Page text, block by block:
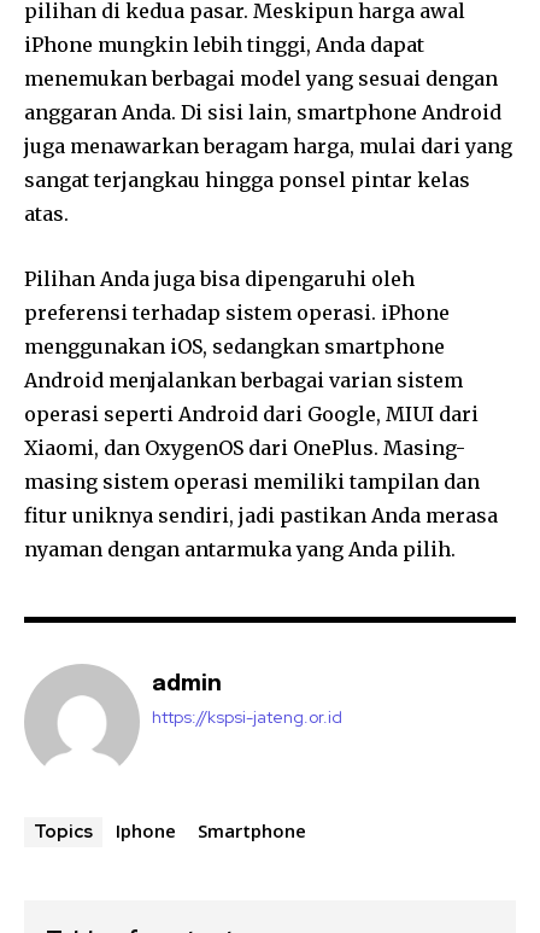
pilihan di kedua pasar. Meskipun harga awal
iPhone mungkin lebih tinggi, Anda dapat
menemukan berbagai model yang sesuai dengan
anggaran Anda. Di sisi lain, smartphone Android
juga menawarkan beragam harga, mulai dari yang
sangat terjangkau hingga ponsel pintar kelas
atas.
Pilihan Anda juga bisa dipengaruhi oleh
preferensi terhadap sistem operasi. iPhone
menggunakan iOS, sedangkan smartphone
Android menjalankan berbagai varian sistem
operasi seperti Android dari Google, MIUI dari
Xiaomi, dan OxygenOS dari OnePlus. Masing-
masing sistem operasi memiliki tampilan dan
fitur uniknya sendiri, jadi pastikan Anda merasa
nyaman dengan antarmuka yang Anda pilih.
admin
https://kspsi-jateng.or.id
Topics Iphone Smartphone